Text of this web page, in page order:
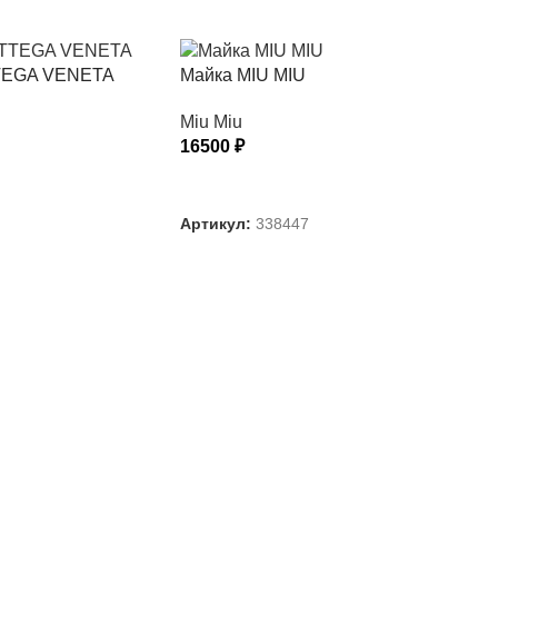
VENETA Майка MIU MIU
Miu Miu
16500 ₽
Артикул: 338447